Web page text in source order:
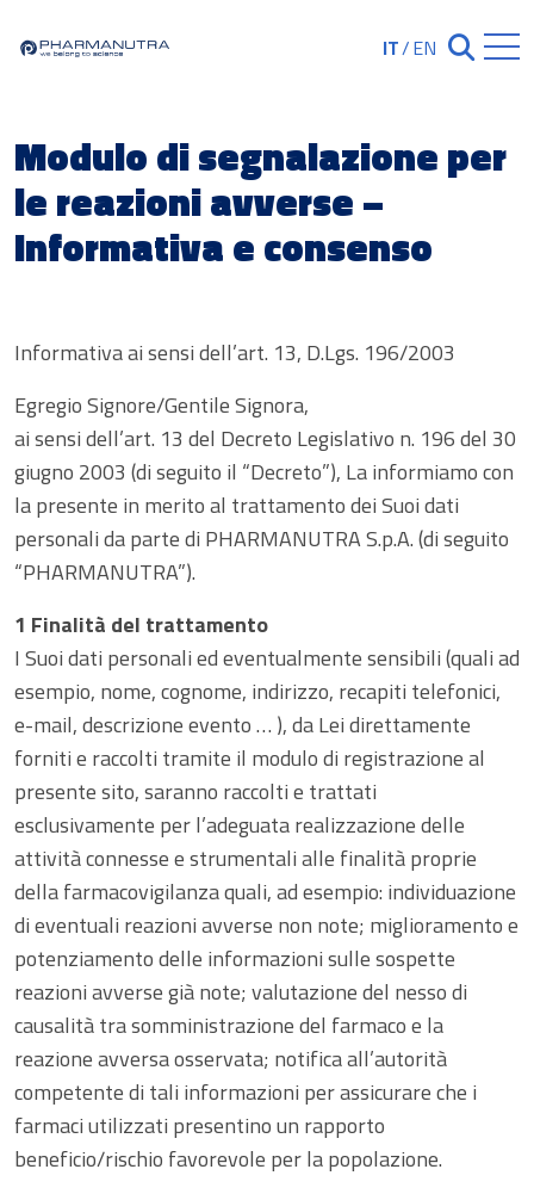
IT/EN Chiudi
Modulo di segnalazione per
le reazioni avverse –
Informativa e consenso
Informativa ai sensi dell’art. 13, D.Lgs. 196/2003
Egregio Signore/Gentile Signora,
ai sensi dell’art. 13 del Decreto Legislativo n. 196 del 30
giugno 2003 (di seguito il “Decreto”), La informiamo con
la presente in merito al trattamento dei Suoi dati
personali da parte di PHARMANUTRA S.p.A. (di seguito
“PHARMANUTRA”).
1 Finalità del trattamento
I Suoi dati personali ed eventualmente sensibili (quali ad
esempio, nome, cognome, indirizzo, recapiti telefonici,
e-mail, descrizione evento … ), da Lei direttamente
forniti e raccolti tramite il modulo di registrazione al
presente sito, saranno raccolti e trattati
esclusivamente per l’adeguata realizzazione delle
attività connesse e strumentali alle finalità proprie
della farmacovigilanza quali, ad esempio: individuazione
di eventuali reazioni avverse non note; miglioramento e
potenziamento delle informazioni sulle sospette
reazioni avverse già note; valutazione del nesso di
causalità tra somministrazione del farmaco e la
reazione avversa osservata; notifica all’autorità
competente di tali informazioni per assicurare che i
farmaci utilizzati presentino un rapporto
beneficio/rischio favorevole per la popolazione.